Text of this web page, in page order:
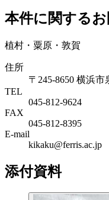
本件に関する
植村・粟原・敦賀
住所
〒245-8650 横浜市
TEL
045-812-9624
FAX
045-812-8395
E-mail
kikaku@ferris.ac.jp
添付資料